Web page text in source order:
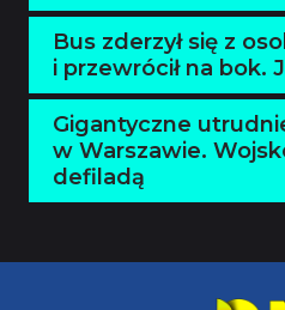
Bus zderzył się z
i przewrócił na bok.
Gigantyczne
w Warszawie.
defiladą